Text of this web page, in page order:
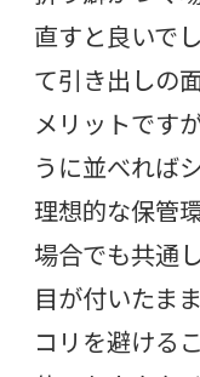
直すと良いで
て引き出しの
メリットです
うに並べれば
理想的な保管
場合でも共通
目が付いたま
コリを避ける